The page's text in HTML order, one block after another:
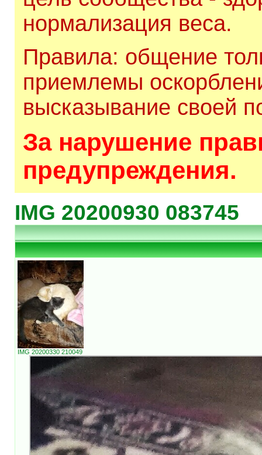
нормализация веса.
Правила: общение
приемлемы
высказывание своей
За нарушение
предупреждения.
IMG 20200930 083745
IMG 20200330 210049